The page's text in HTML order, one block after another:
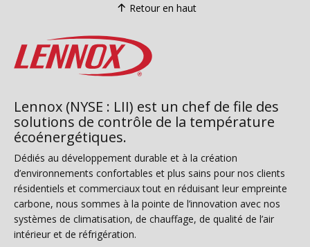
Retour en haut
Lennox (NYSE : LII) est un chef de file des
solutions de contrôle de la température
écoénergétiques.
Dédiés au développement durable et à la création
d’environnements confortables et plus sains pour nos clients
résidentiels et commerciaux tout en réduisant leur empreinte
carbone, nous sommes à la pointe de l’innovation avec nos
systèmes de climatisation, de chauffage, de qualité de l’air
intérieur et de réfrigération.